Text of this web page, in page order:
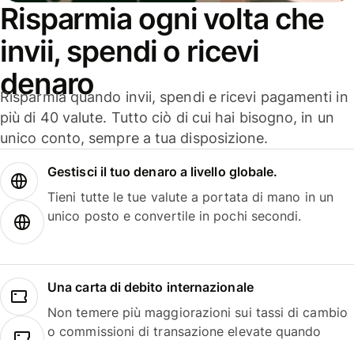
Risparmia ogni volta che
invii, spendi o ricevi
denaro
Risparmia quando invii, spendi e ricevi pagamenti in
più di 40 valute. Tutto ciò di cui hai bisogno, in un
unico conto, sempre a tua disposizione.
Gestisci il tuo denaro a livello globale.
Tieni tutte le tue valute a portata di mano in un
unico posto e convertile in pochi secondi.
Una carta di debito internazionale
Non temere più maggiorazioni sui tassi di cambio
o commissioni di transazione elevate quando